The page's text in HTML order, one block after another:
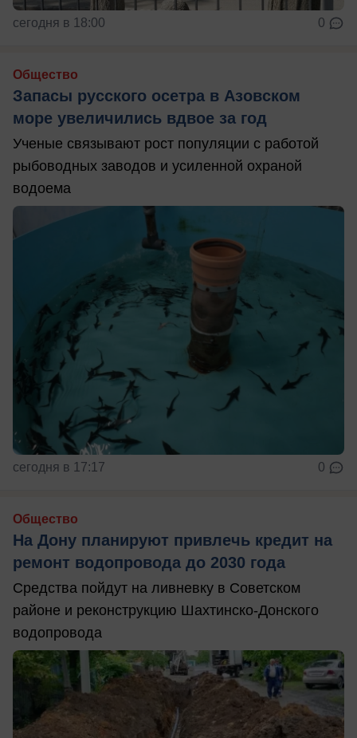
сегодня в 18:00 0
Общество
Запасы русского осетра в Азовском
море увеличились вдвое за год
Ученые связывают рост популяции с работой
рыбоводных заводов и усиленной охраной
водоема
сегодня в 17:17 0
Общество
На Дону планируют привлечь кредит на
ремонт водопровода до 2030 года
Средства пойдут на ливневку в Советском
районе и реконструкцию Шахтинско-Донского
водопровода